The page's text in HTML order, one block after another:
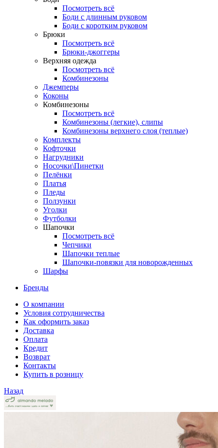
Посмотреть всё
Боди с длинным руковом
Боди с коротким руковом
Брюки
Посмотреть всё
Брюки-джоггеры
Верхняя одежда
Посмотреть всё
Комбинезоны
Джемперы
Коконы
Комбинезоны
Посмотреть всё
Комбинезоны (легкие), слипы
Комбинезоны верхнего слоя (теплые)
Комплекты
Кофточки
Нагрудники
Носочки\Пинетки
Пелёнки
Платья
Пледы
Ползунки
Уголки
Футболки
Шапочки
Посмотреть всё
Чепчики
Шапочки теплые
Шапочки-повязки для новорожденных
Шарфы
Бренды
О компании
Условия сотрудничества
Как оформить заказ
Доставка
Оплата
Кредит
Возврат
Контакты
Купить в розницу
Назад